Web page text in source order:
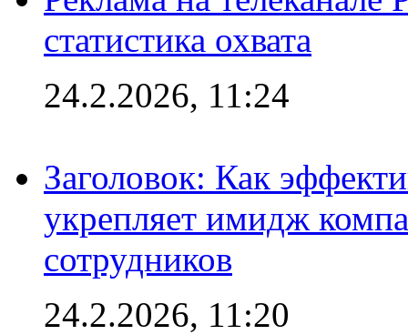
статистика охвата
24.2.2026, 11:24
Заголовок: Как
укрепляет имидж
сотрудников
24.2.2026, 11:20